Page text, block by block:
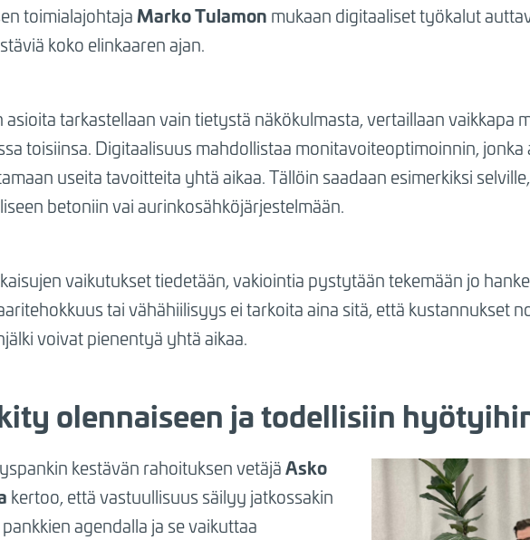
toimialajohtaja Marko Tulamon mukaan digitaaliset työkalut
koko elinkaaren ajan.
asioita tarkastellaan vain tietystä näkökulmasta, vertaillaan vaikkapa
toisiinsa. Digitaalisuus mahdollistaa monitavoiteoptimoinnin,
useita tavoitteita yhtä aikaa. Tällöin saadaan esimerkiksi
betoniin vai aurinkosähköjärjestelmään.
vaikutukset tiedetään, vakiointia pystytään tekemään jo
tai vähähiilisyys ei tarkoita aina sitä, että kustannukset
voivat pienentyä yhtä aikaa.
olennaiseen ja todellisiin
kestävän rahoituksen vetäjäAsko
kertoo, että vastuullisuus säilyy jatkossakin
agendalla ja se vaikuttaa